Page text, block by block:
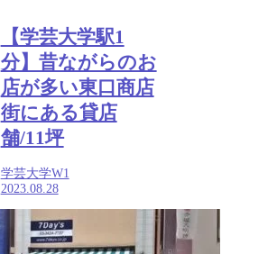
【学芸大学駅1
分】昔ながらのお
店が多い東口商店
街にある貸店
舗/11坪
学芸大学W1
2023.08.28